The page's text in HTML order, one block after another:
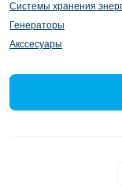
Системы хранения
Генераторы
Акссесуары